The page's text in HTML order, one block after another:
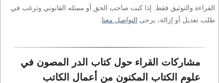
القراءة والتوثيق فقط. إذا كنت صاحب الحق أو ممثله القانوني وترغب في
طلب تعديل أو إزالة، يرجى التواصل معنا
مشاركات القراء حول كتاب الدر المصون في
علوم الكتاب المكنون من أعمال الكاتب